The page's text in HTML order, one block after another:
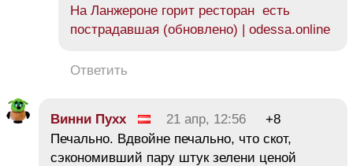
На Ланжероне горит ресторан есть
пострадавшая (обновлено) | odessa.online
Ответить
Винни Пухх 21 апр, 12:56
+8
Печально. Вдвойне печально, что скот,
сэкономивший пару штук зелени ценой